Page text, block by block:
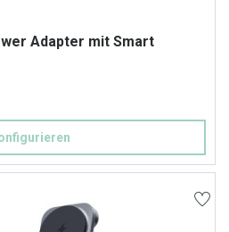
Adapter mit Smart